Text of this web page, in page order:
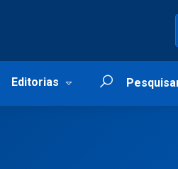
Editorias